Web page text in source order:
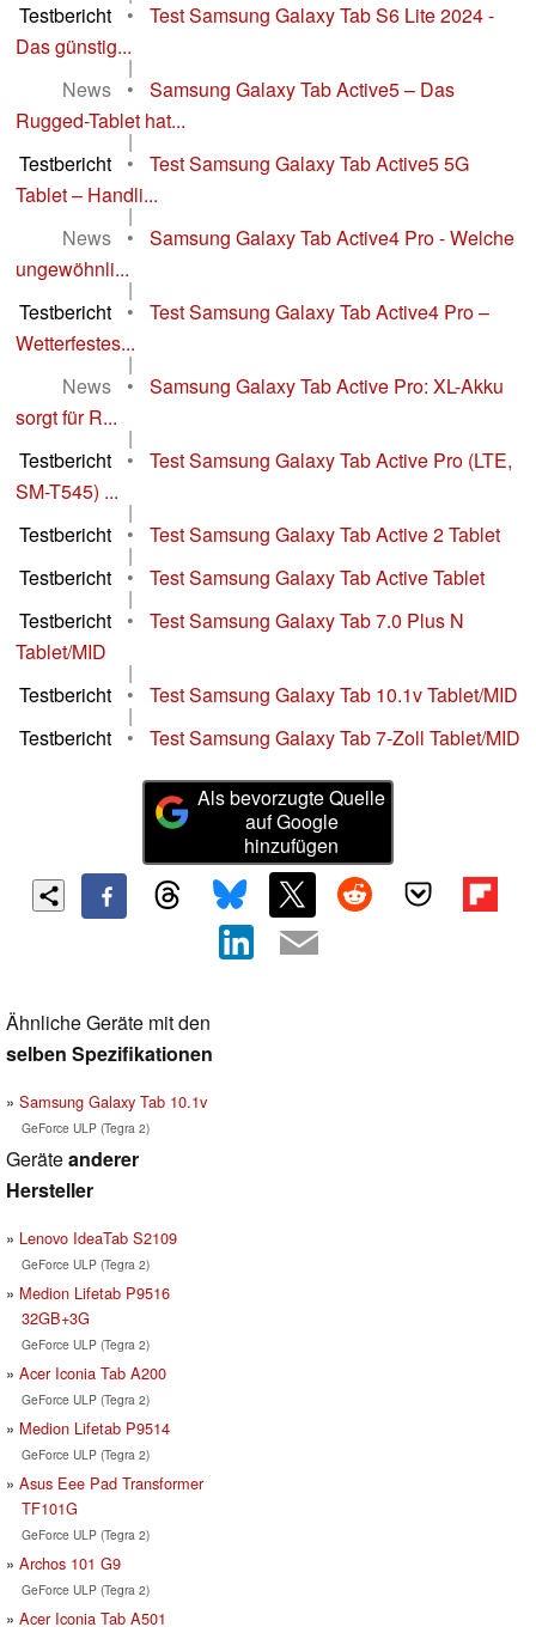
Testbericht
•
Test Samsung Galaxy Tab S6 Lite 2024 -
Das günstig...
|
News
•
Samsung Galaxy Tab Active5 – Das
Rugged-Tablet hat...
|
Testbericht
•
Test Samsung Galaxy Tab Active5 5G
Tablet – Handli...
|
News
•
Samsung Galaxy Tab Active4 Pro - Welche
ungewöhnli...
|
Testbericht
•
Test Samsung Galaxy Tab Active4 Pro –
Wetterfestes...
|
News
•
Samsung Galaxy Tab Active Pro: XL-Akku
sorgt für R...
|
Testbericht
•
Test Samsung Galaxy Tab Active Pro (LTE,
SM-T545) ...
|
Testbericht
• Test Samsung Galaxy Tab Active 2 Tablet
|
Testbericht
• Test Samsung Galaxy Tab Active Tablet
|
Testbericht
•
Test Samsung Galaxy Tab 7.0 Plus N
Tablet/MID
|
Testbericht
• Test Samsung Galaxy Tab 10.1v Tablet/MID
|
Testbericht
• Test Samsung Galaxy Tab 7-Zoll Tablet/MID
Als bevorzugte Quelle
auf Google
hinzufügen
Ähnliche Geräte mit den
selben Spezifikationen
Samsung Galaxy Tab 10.1v
GeForce ULP (Tegra 2)
Geräteanderer
Hersteller
Lenovo IdeaTab S2109
GeForce ULP (Tegra 2)
Medion Lifetab P9516
32GB+3G
GeForce ULP (Tegra 2)
Acer Iconia Tab A200
GeForce ULP (Tegra 2)
Medion Lifetab P9514
GeForce ULP (Tegra 2)
Asus Eee Pad Transformer
TF101G
GeForce ULP (Tegra 2)
Archos 101 G9
GeForce ULP (Tegra 2)
Acer Iconia Tab A501